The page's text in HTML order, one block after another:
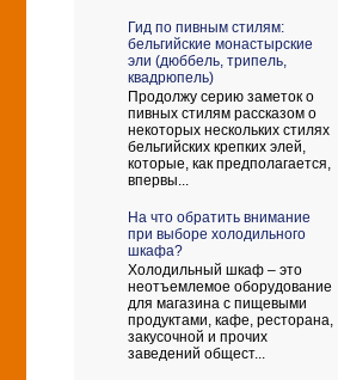
Гид по пивным стилям:
бельгийские монастырские
эли (дюббель, трипель,
квадрюпель)
Продолжу серию заметок о
пивных стилям рассказом о
некоторых нескольких стилях
бельгийских крепких элей,
которые, как предполагается,
впервы...
На что обратить внимание
при выборе холодильного
шкафа?
Холодильный шкаф – это
неотъемлемое оборудование
для магазина с пищевыми
продуктами, кафе, ресторана,
закусочной и прочих
заведений общест...